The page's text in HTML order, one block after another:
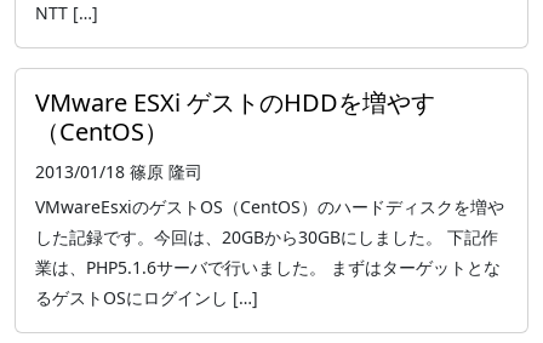
NTT […]
VMware ESXi ゲストのHDDを増やす
（CentOS）
2013/01/18 篠原 隆司
VMwareEsxiのゲストOS（CentOS）のハードディスクを増や
した記録です。今回は、20GBから30GBにしました。 下記作
業は、PHP5.1.6サーバで行いました。 まずはターゲットとな
るゲストOSにログインし […]